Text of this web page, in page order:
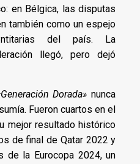
en Bélgica, las disputas
también como un espejo
del país. La
llegó, pero dejó
Dorada» nunca
Fueron cuartos en el
mejor resultado histórico
de final de Qatar 2022 y
la Eurocopa 2024, un